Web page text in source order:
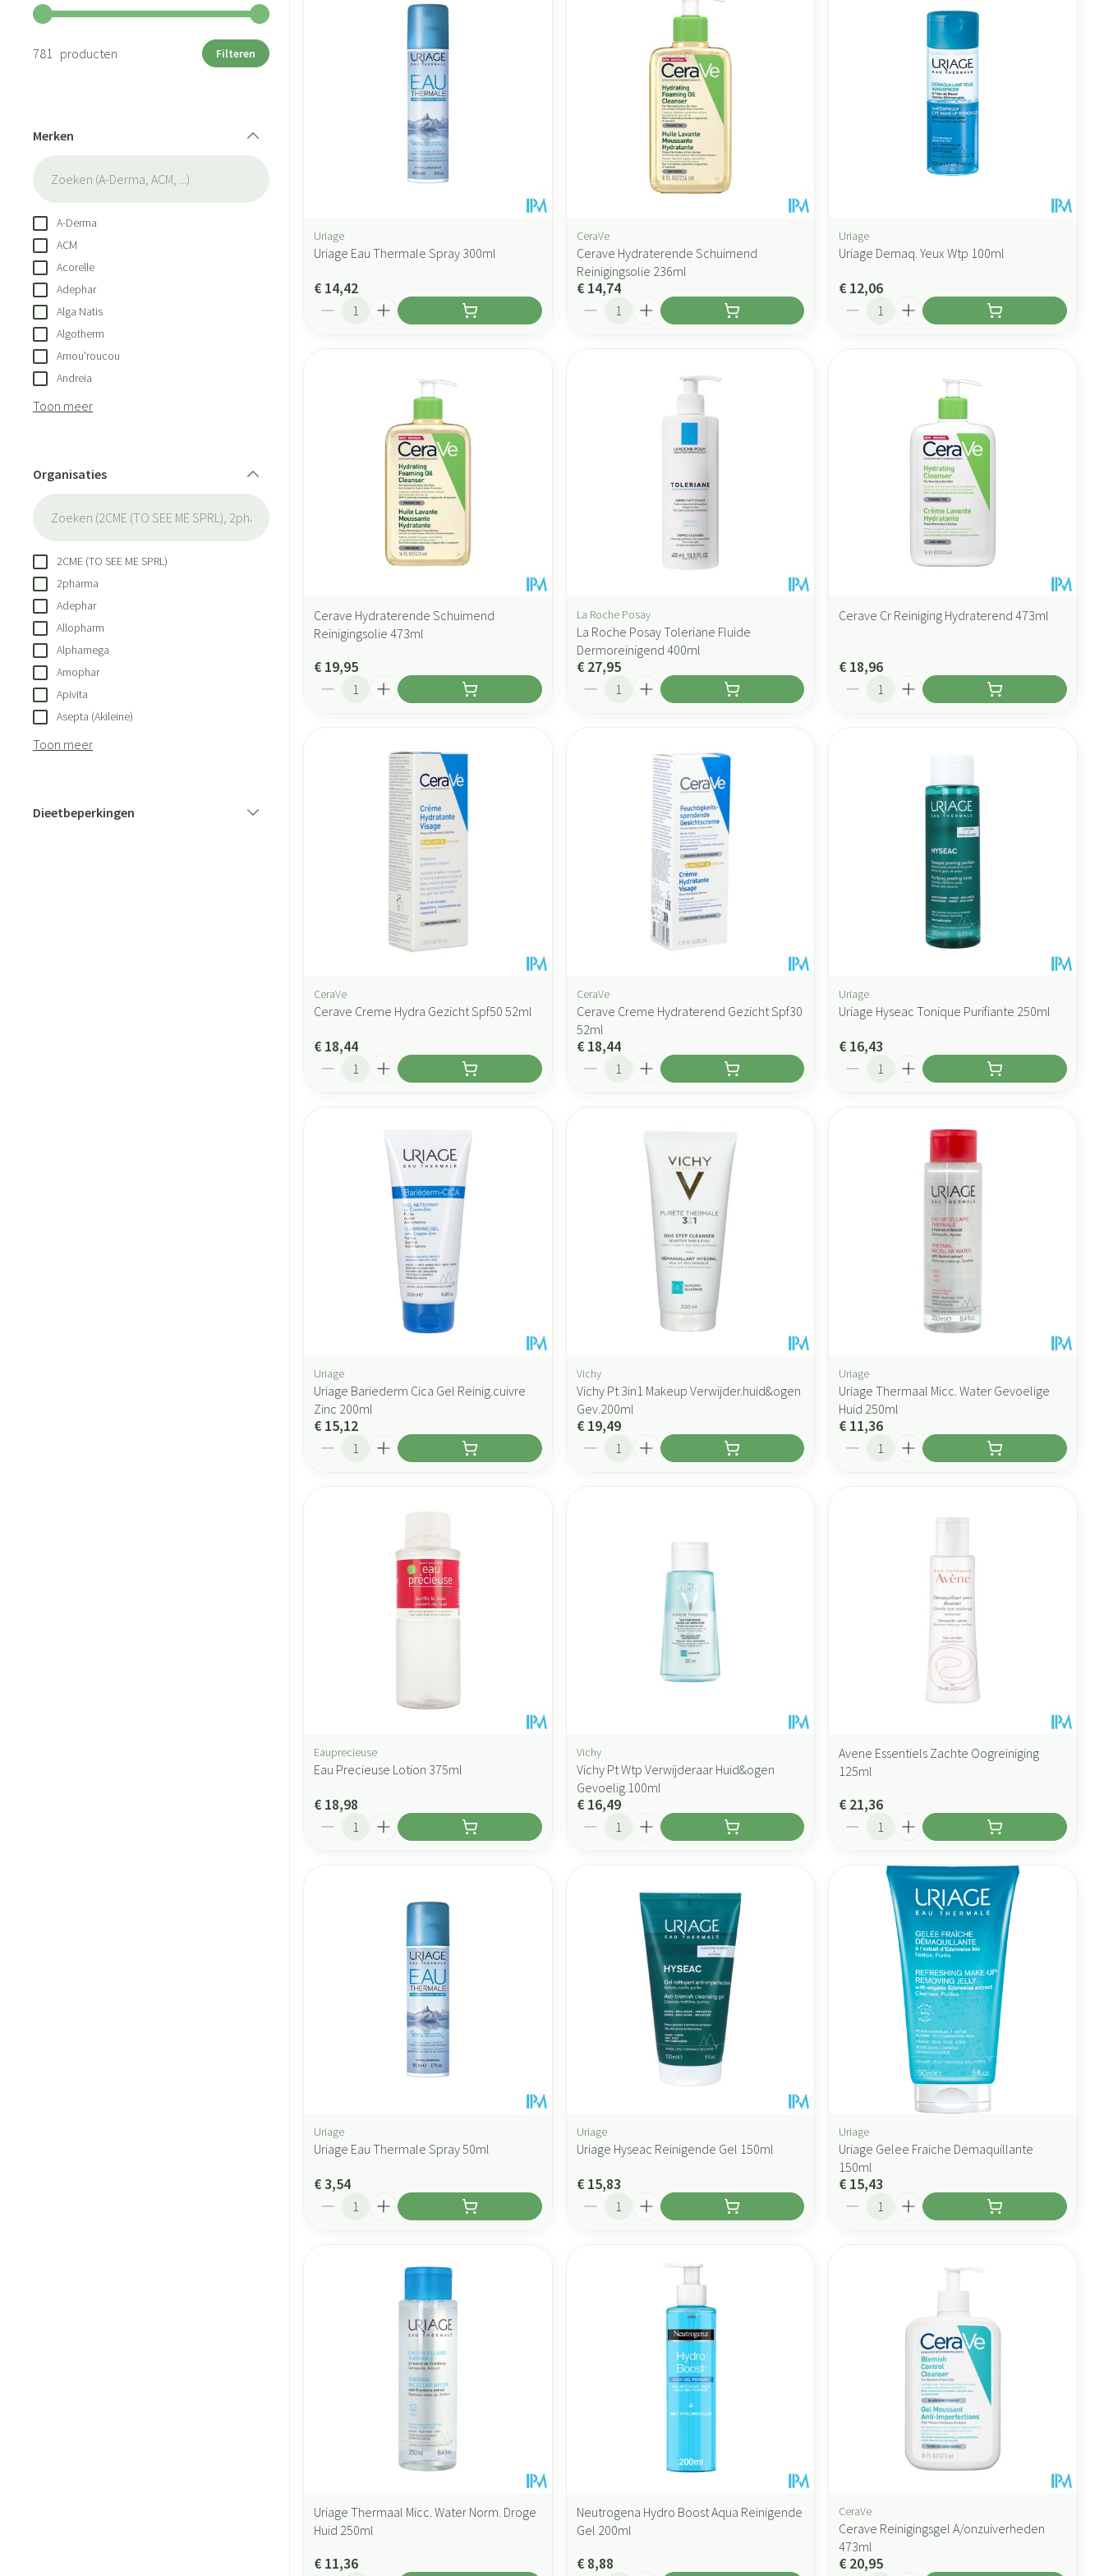
Gebruik de pijltjestoetsen links en rechts om de minimale en maximale prijswaarden aan te passen.
781 producten Filteren
Merken
A-Derma
ACM
Acorelle
Adephar
Alga Natis
Algotherm
Amou'roucou
Andreia
Toon meer
Organisaties
2CME (TO SEE ME SPRL)
2pharma
Adephar
Allopharm
Alphamega
Amophar
Apivita
Asepta (Akileine)
Toon meer
Dieetbeperkingen
Uriage
Uriage Eau Thermale Spray 300ml
€ 14,42
CeraVe
Cerave Hydraterende Schuimend
Reinigingsolie 236ml
€ 14,74
Uriage
Uriage Demaq. Yeux Wtp 100ml
€ 12,06
Cerave Hydraterende Schuimend
Reinigingsolie 473ml
€ 19,95
La Roche Posay
La Roche Posay Toleriane Fluide
Dermoreinigend 400ml
€ 27,95
Cerave Cr Reiniging Hydraterend 473ml
€ 18,96
CeraVe
Cerave Creme Hydra Gezicht Spf50 52ml
€ 18,44
CeraVe
Cerave Creme Hydraterend Gezicht Spf30
52ml
€ 18,44
Uriage
Uriage Hyseac Tonique Purifiante 250ml
€ 16,43
Uriage
Uriage Bariederm Cica Gel Reinig.cuivre
Zinc 200ml
€ 15,12
Vichy
Vichy Pt 3in1 Makeup Verwijder.huid&ogen
Gev.200ml
€ 19,49
Uriage
Uriage Thermaal Micc. Water Gevoelige
Huid 250ml
€ 11,36
Eauprecieuse
Eau Precieuse Lotion 375ml
€ 18,98
Vichy
Vichy Pt Wtp Verwijderaar Huid&ogen
Gevoelig.100ml
€ 16,49
Avene Essentiels Zachte Oogreiniging
125ml
€ 21,36
Uriage
Uriage Eau Thermale Spray 50ml
€ 3,54
Uriage
Uriage Hyseac Reinigende Gel 150ml
€ 15,83
Uriage
Uriage Gelee Fraiche Demaquillante
150ml
€ 15,43
Uriage Thermaal Micc. Water Norm. Droge
Huid 250ml
€ 11,36
Neutrogena Hydro Boost Aqua Reinigende
Gel 200ml
€ 8,88
CeraVe
Cerave Reinigingsgel A/onzuiverheden
473ml
€ 20,95